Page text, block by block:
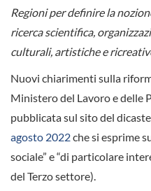
Regioni per definire la
ricerca scientifica,
culturali, artistiche e
Nuovi chiarimenti sulla
Ministero del Lavoro e delle
pubblicata sul sito del
agosto 2022che si esprime
sociale” e “di particolare
del Terzo settore).